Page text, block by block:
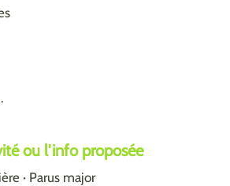
ou l'info proposée
· Parus major